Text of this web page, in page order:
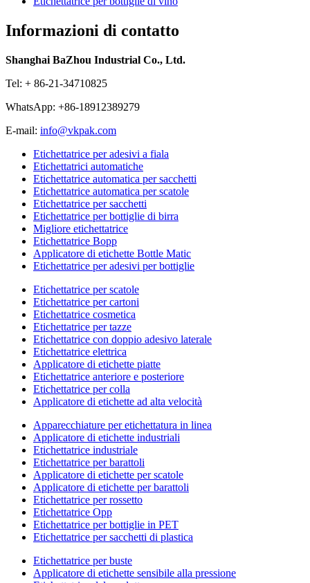
Informazioni di contatto
Shanghai BaZhou Industrial Co., Ltd.
Tel: + 86-21-34710825
WhatsApp: +86-18912389279
E-mail: info@vkpak.com
Etichettatrice per adesivi a fiala
Etichettatrici automatiche
Etichettatrice automatica per sacchetti
Etichettatrice automatica per scatole
Etichettatrice per sacchetti
Etichettatrice per bottiglie di birra
Migliore etichettatrice
Etichettatrice Bopp
Applicatore di etichette Bottle Matic
Etichettatrice per adesivi per bottiglie
Etichettatrice per scatole
Etichettatrice per cartoni
Etichettatrice cosmetica
Etichettatrice per tazze
Etichettatrice con doppio adesivo laterale
Etichettatrice elettrica
Applicatore di etichette piatte
Etichettatrice anteriore e posteriore
Etichettatrice per colla
Applicatore di etichette ad alta velocità
Apparecchiature per etichettatura in linea
Applicatore di etichette industriali
Etichettatrice industriale
Etichettatrice per barattoli
Applicatore di etichette per scatole
Applicatore di etichette per barattoli
Etichettatrice per rossetto
Etichettatrice Opp
Etichettatrice per bottiglie in PET
Etichettatrice per sacchetti di plastica
Etichettatrice per buste
Applicatore di etichette sensibile alla pressione